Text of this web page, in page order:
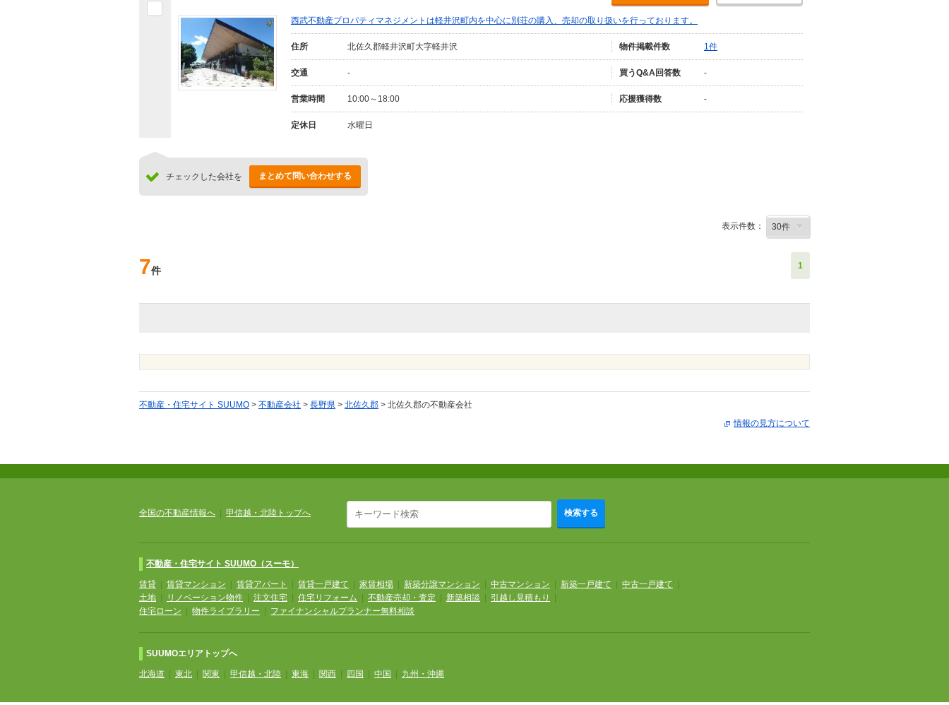
西武不動産プロパティマネジメントは軽井沢町内を中心に別荘の購入、売却の取り扱いを行っております。
住所 北佐久郡軽井沢町大字軽井沢 物件掲載件数 1件
交通 - 買うQ&A回答数 -
営業時間 10:00～18:00 応援獲得数 -
定休日 水曜日
チェックした会社を まとめて問い合わせする
表示件数：
7件 1
不動産・住宅サイト SUUMO > 不動産会社 > 長野県 > 北佐久郡 > 北佐久郡の不動産会社
情報の見方について
全国の不動産情報へ 甲信越・北陸トップへ 検索する
不動産・住宅サイト SUUMO（スーモ）
賃貸 賃貸マンション 賃貸アパート 賃貸一戸建て 家賃相場 新築分譲マンション 中古マンション 新築一戸建て 中古一戸建て
土地
リノベーション物件 注文住宅 住宅リフォーム 不動産売却・査定 新築相談 引越し見積もり
住宅ローン
物件ライブラリー ファイナンシャルプランナー無料相談
SUUMOエリアトップへ
北海道 東北 関東 甲信越・北陸 東海 関西 四国 中国 九州・沖縄